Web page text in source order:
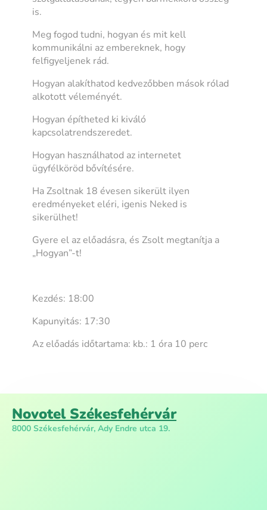
is.
Meg fogod tudni, hogyan és mit kell
kommunikálni az embereknek, hogy
felfigyeljenek rád.
Hogyan alakíthatod kedvezőbben mások rólad
alkotott véleményét.
Hogyan építheted ki kiváló
kapcsolatrendszeredet.
Hogyan használhatod az internetet
ügyfélköröd bővítésére.
Ha Zsoltnak 18 évesen sikerült ilyen
eredményeket eléri, igenis Neked is
sikerülhet!
Gyere el az előadásra, és Zsolt megtanítja a
„Hogyan”-t!
Kezdés: 18:00
Kapunyitás: 17:30
Az előadás időtartama: kb.: 1 óra 10 perc
Novotel Székesfehérvár
8000 Székesfehérvár, Ady Endre utca 19.